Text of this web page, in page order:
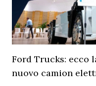
Ford Trucks: ecco
nuovo camion